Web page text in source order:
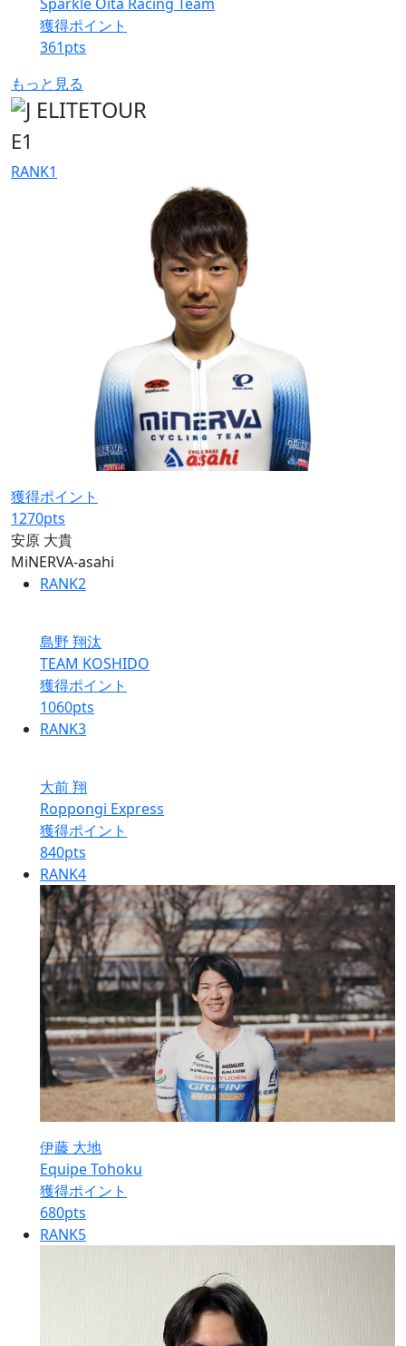
獲得ポイント
361pts
もっと見る
E1
RANK1
獲得ポイント
1270pts
安原 大貴
MiNERVA-asahi
RANK2
島野 翔汰
TEAM KOSHIDO
獲得ポイント
1060pts
RANK3
大前 翔
Roppongi Express
獲得ポイント
840pts
RANK4
伊藤 大地
Equipe Tohoku
獲得ポイント
680pts
RANK5